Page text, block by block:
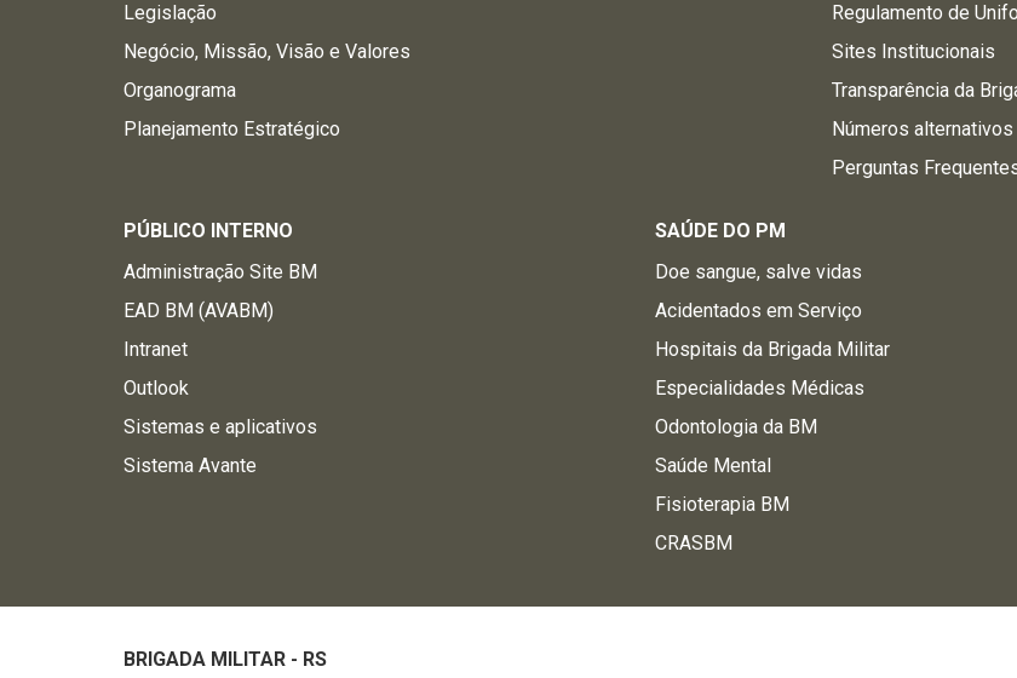
Legislação
Negócio, Missão, Visão e Valores
Organograma
Planejamento Estratégico
Regulamento de
Sites Institucionais
Transparência da
Números alternativos
Perguntas
PÚBLICO INTERNO
Administração Site BM
EAD BM (AVABM)
Intranet
Outlook
Sistemas e aplicativos
Sistema Avante
SAÚDE DO PM
Doe sangue, salve vidas
Acidentados em Serviço
Hospitais da Brigada Militar
Especialidades Médicas
Odontologia da BM
Saúde Mental
Fisioterapia BM
CRASBM
BRIGADA MILITAR - RS